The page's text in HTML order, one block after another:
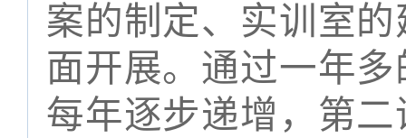
案的制定、实训室
面开展。通过一年
每年逐步递增，第